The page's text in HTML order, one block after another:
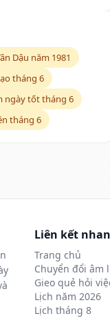
Dậu năm 1981
tháng 6
ngày tốt tháng 6
tháng 6
Liên kết
Trang chủ
Chuyển đổi âm
Gieo quẻ hỏi
Lịch năm 2026
Lịch tháng 8